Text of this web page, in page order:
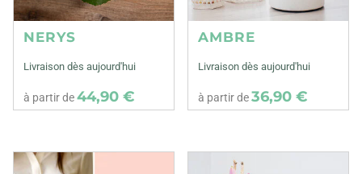
NERYS
Livraison dès aujourd'hui
à partir de44,90 €
AMBRE
Livraison dès aujourd'hui
à partir de36,90 €